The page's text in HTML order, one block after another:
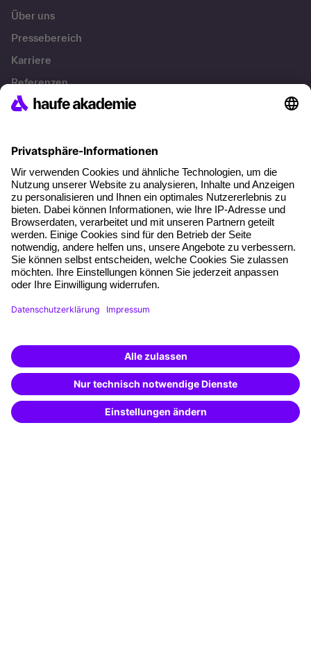
Über uns
Pressebereich
Karriere
Referenzen
Soziale Verantwortung
Über unser Angebot
Planungssicherheit
Freie Seminarplätze
Qualitätsstandards
Planung und Locations
Fördermöglichkeiten
Besondere Angebote
Potenzialanalyse
Transfercoaching
Weiterbildung finden -
mit KI-Power!
Beschreibe was du suchst und erhalte
passende Weiterbildungen vomKI-Berater
– schnell und treffsicher.